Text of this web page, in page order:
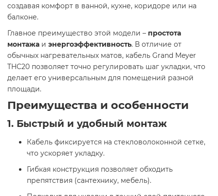
создавая комфорт в ванной, кухне, коридоре или на
балконе.
Главное преимущество этой модели – простота
монтажа и энергоэффективность. В отличие от
обычных нагревательных матов, кабель Grand Meyer
THC20 позволяет точно регулировать шаг укладки, что
делает его универсальным для помещений разной
площади.
Преимущества и особенности
1. Быстрый и удобный монтаж
Кабель фиксируется на стекловолоконной сетке,
что ускоряет укладку.
Гибкая конструкция позволяет обходить
препятствия (сантехнику, мебель).